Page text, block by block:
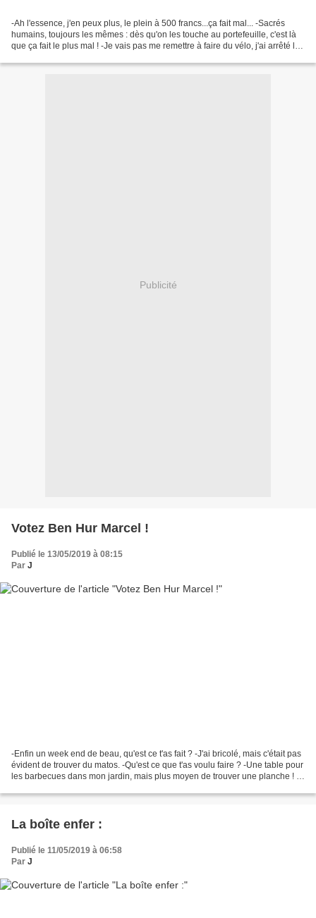
-Ah l'essence, j'en peux plus, le plein à 500 francs...ça fait mal... -Sacrés
humains, toujours les mêmes : dès qu'on les touche au portefeuille, c'est là
que ça fait le plus mal ! -Je vais pas me remettre à faire du vélo, j'ai arrêté le
Publicité
Votez Ben Hur Marcel !
Publié le 13/05/2019 à 08:15
Par J
-Enfin un week end de beau, qu'est ce t'as fait ? -J'ai bricolé, mais c'était pas
évident de trouver du matos. -Qu'est ce que t'as voulu faire ? -Une table pour
les barbecues dans mon jardin, mais plus moyen de trouver une planche ! -
La boîte enfer :
Publié le 11/05/2019 à 06:58
Par J